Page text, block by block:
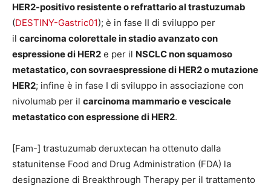
HER2-positivo resistente o refrattario al trastuzumab
(DESTINY-Gastric01); è in fase II di sviluppo per
il carcinoma colorettale in stadio avanzato con
espressione di HER2 e per il NSCLC non squamoso
metastatico, con sovraespressione di HER2 o mutazione
HER2; infine è in fase I di sviluppo in associazione con
nivolumab per il carcinoma mammario e vescicale
metastatico con espressione di HER2.
[Fam-] trastuzumab deruxtecan ha ottenuto dalla
statunitense Food and Drug Administration (FDA) la
designazione di Breakthrough Therapy per il trattamento